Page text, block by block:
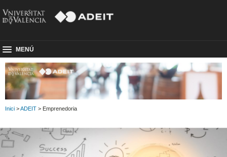
MENÚ
Inici >ADEIT > Emprenedoria